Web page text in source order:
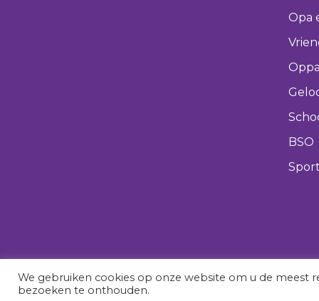
Opa
BSO
We gebruiken cookies op onze website om u de meest
bezoeken te onthouden.